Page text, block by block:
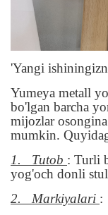
'Yangi
Yumeya metall
bo'lgan barcha
mijozlar
mumkin.
1.
Tutob : Turli
yog'och donli
2.
Markiyalari :